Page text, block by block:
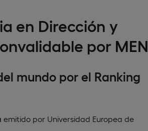
en Dirección y
por MEN
mundo por el Ranking
emitido por Universidad Europea de